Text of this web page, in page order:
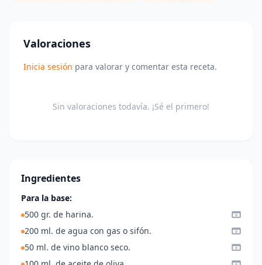
Valoraciones
Inicia sesión para valorar y comentar esta receta.
Sin valoraciones todavía. ¡Sé el primero!
Ingredientes
Para la base:
500 gr. de harina.
200 ml. de agua con gas o sifón.
50 ml. de vino blanco seco.